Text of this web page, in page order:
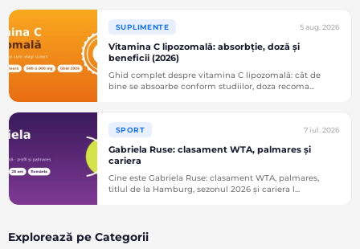
SUPLIMENTE 5 aug. 2026
Vitamina C lipozomală: absorbție, doză și
beneficii (2026)
Ghid complet despre vitamina C lipozomală: cât de
bine se absoarbe conform studiilor, doza recoma...
SPORT 7 iul. 2026
Gabriela Ruse: clasament WTA, palmares și
cariera
Cine este Gabriela Ruse: clasament WTA, palmares,
titlul de la Hamburg, sezonul 2026 și cariera l...
Explorează pe Categorii